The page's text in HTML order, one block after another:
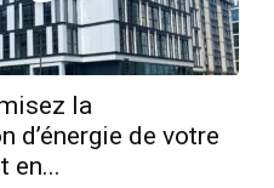
la
d’énergie de votre
en...